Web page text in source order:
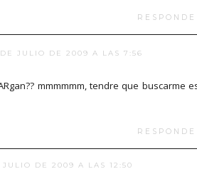
JULIO DE 2009 A LAS 7:56
mmmmmm, tendre que buscarme
DE 2009 A LAS 12:50